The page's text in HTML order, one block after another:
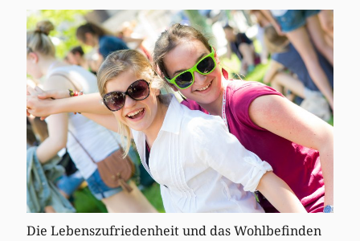
Die Lebenszufriedenheit und das Wohlbefinden